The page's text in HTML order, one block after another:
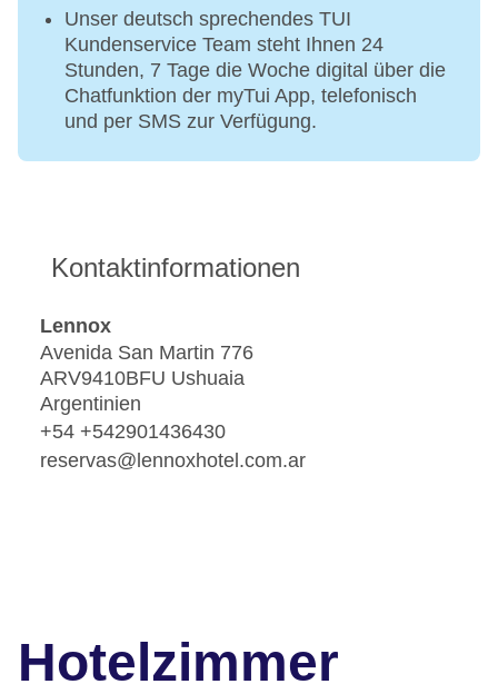
Unser deutsch sprechendes TUI
Kundenservice Team steht Ihnen 24
Stunden, 7 Tage die Woche digital über die
Chatfunktion der myTui App, telefonisch
und per SMS zur Verfügung.
Kontaktinformationen
Lennox
Avenida San Martin 776
ARV9410BFU Ushuaia
Argentinien
+54 +542901436430
reservas@lennoxhotel.com.ar
Hotelzimmer